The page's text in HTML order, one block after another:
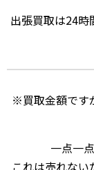
出張買取は24時
※買取金額です
一点一
これは売れない